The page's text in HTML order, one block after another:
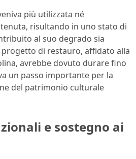
più utilizzata né
risultando in uno stato di
al suo degrado sia
di restauro, affidato alla
avrebbe dovuto durare fino
un passo importante per la
del patrimonio culturale
e sostegno ai